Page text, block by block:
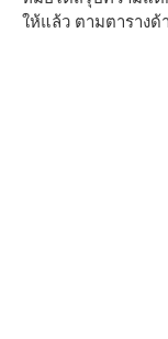
ให้แล้ว ตามตารางด้